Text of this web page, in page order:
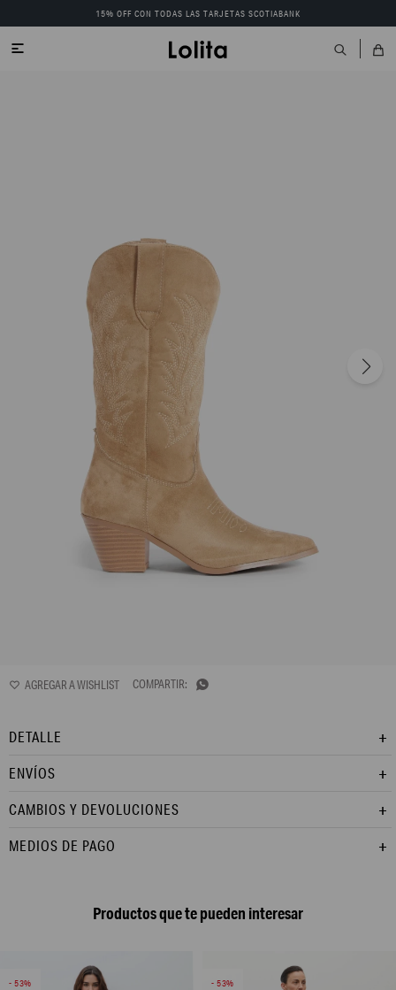
15% OFF CON TODAS LAS TARJETAS SCOTIABANK


DETALLE
ENVÍOS
CAMBIOS Y DEVOLUCIONES
MEDIOS DE PAGO
Productos que te pueden interesar
53 53